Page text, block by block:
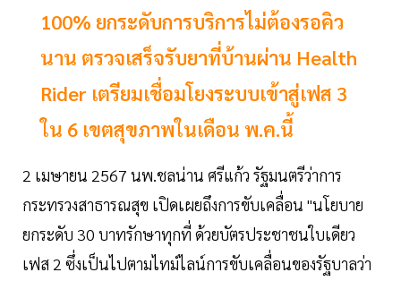
100% ยกระดับการบริการไม่ต้องรอคิว
นาน ตรวจเสร็จรับยาที่บ้านผ่าน Health
Rider เตรียมเชื่อมโยงระบบเข้าสู่เฟส 3
ใน 6 เขตสุขภาพในเดือน พ.ค.นี้
2 เมษายน 2567 นพ.ชลน่าน ศรีแก้ว รัฐมนตรีว่าการ
กระทรวงสาธารณสุข เปิดเผยถึงการขับเคลื่อน "นโยบาย
ยกระดับ 30 บาทรักษาทุกที่ ด้วยบัตรประชาชนใบเดียว
เฟส 2 ซึ่งเป็นไปตามไทม์ไลน์การขับเคลื่อนของรัฐบาลว่า